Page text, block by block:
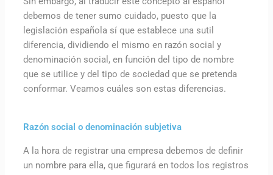
debemos de tener sumo cuidado, puesto que la
legislación española sí que establece una sutil
diferencia, dividiendo el mismo en razón social y
denominación social, en función del tipo de nombre
que se utilice y del tipo de sociedad que se pretenda
conformar. Veamos cuáles son estas diferencias.
Razón social o denominación subjetiva
A la hora de registrar una empresa debemos de definir
un nombre para ella, que figurará en todos los registros